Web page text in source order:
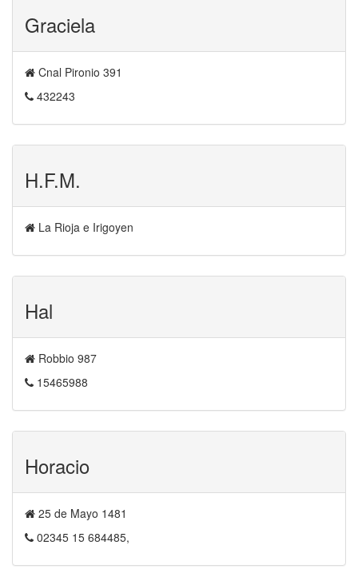
Graciela
Cnal Pironio 391
432243
H.F.M.
La Rioja e Irigoyen
Hal
Robbio 987
15465988
Horacio
25 de Mayo 1481
02345 15 684485,